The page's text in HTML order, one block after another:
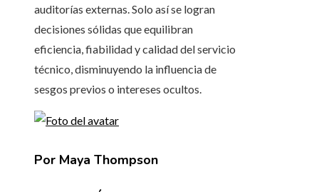
auditorías externas. Solo así se logran
decisiones sólidas que equilibran
eficiencia, fiabilidad y calidad del servicio
técnico, disminuyendo la influencia de
sesgos previos o intereses ocultos.
Por Maya Thompson